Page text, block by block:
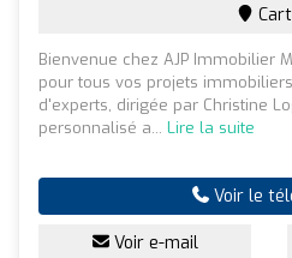
Bienvenue chez AJP Immobilier
pour tous vos projets
d'experts, dirigée par Christine
personnalisé a... Lire la suite
Voir le
Voir e-mail